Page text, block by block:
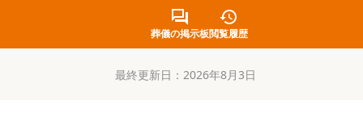
葬儀の掲示板閲覧履歴
最終更新日： 2026年8月3日